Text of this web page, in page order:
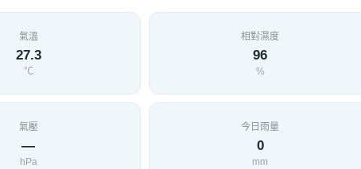
氣溫
27.3
℃
相對濕度
96
%
氣壓
—
hPa
今日雨量
0
mm